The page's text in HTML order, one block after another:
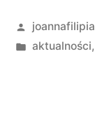
przez
aktualności,